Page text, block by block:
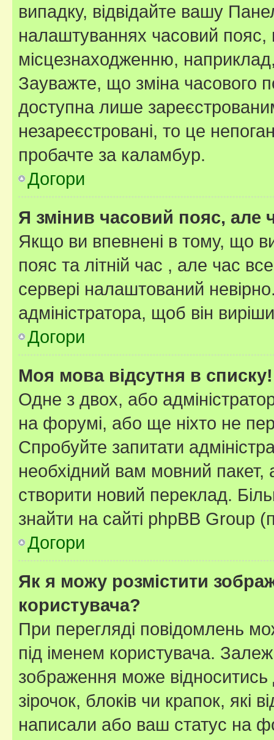
випадку, відвідайте вашу
налаштуваннях часовий пояс,
місцезнаходженню,
Зауважте, що зміна часового
доступна лише
незареєстровані, то це
пробачте за каламбур.
Догори
Я змінив часовий пояс, але
Якщо ви впевнені в тому, що
пояс та літній час , але час
сервері налаштований
адміністратора, щоб він
Догори
Моя мова відсутня в списку!
Одне з двох, або
на форумі, або ще ніхто не
Спробуйте запитати
необхідний вам мовний
створити новий переклад.
знайти на сайті phpBB Group
Догори
Як я можу розмістити
користувача?
При перегляді повідомлень
під іменем користувача.
зображення може відноситись
зірочок, блоків чи крапок, які
написали або ваш статус на